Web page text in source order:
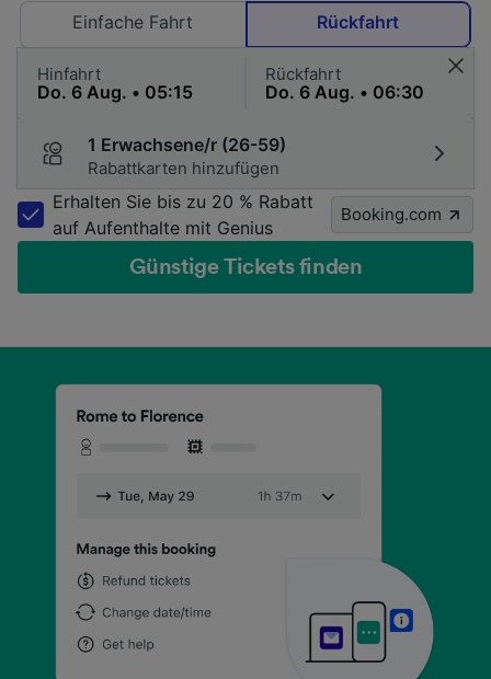
Einfache Fahrt
Rückfahrt
Hinfahrt Rückfahrt
1 Erwachsene/r (26-59)
Rabattkarten hinzufügen
Erhalten Sie bis zu 20 % Rabatt
auf Aufenthalte mit Genius
Booking.com
Günstige Tickets finden